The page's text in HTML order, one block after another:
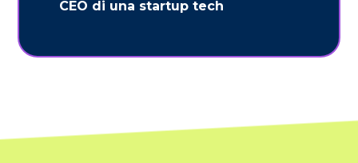
CEO di una startup tech